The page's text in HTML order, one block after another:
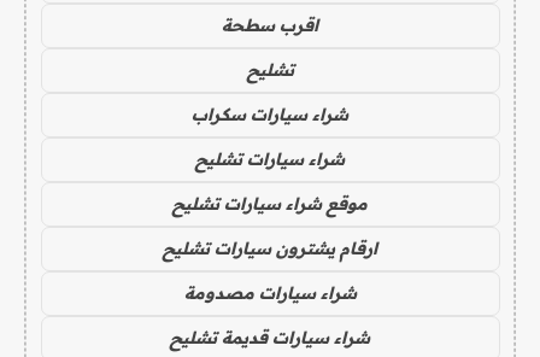
اقرب سطحة
تشليح
شراء سيارات سكراب
شراء سيارات تشليح
موقع شراء سيارات تشليح
ارقام يشترون سيارات تشليح
شراء سيارات مصدومة
شراء سيارات قديمة تشليح